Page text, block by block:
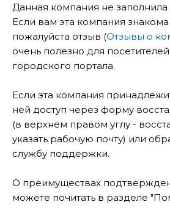
Данная компания не
Если вам эта компания знакома
пожалуйста отзыв (Отзывы о
очень полезно для
городского портала.
Если эта компания
ней доступ через форму
(в верхнем правом углу -
указать рабочую почту) или
службу поддержки.
О преимуществах
можете почитать в разделе